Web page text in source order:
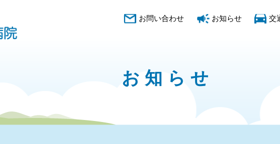
交
お知らせ
お問い合わせ
お知らせ